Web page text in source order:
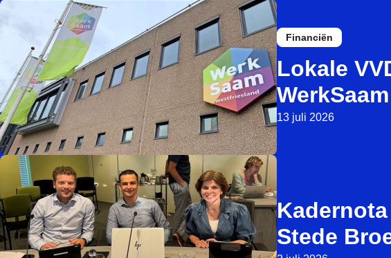
Lokale
WerkSaam
Financiën
13 juli 2026
Stede